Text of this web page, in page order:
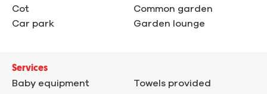
Cot
Car park
Common garden
Garden lounge
Services
Baby equipment
Towels provided